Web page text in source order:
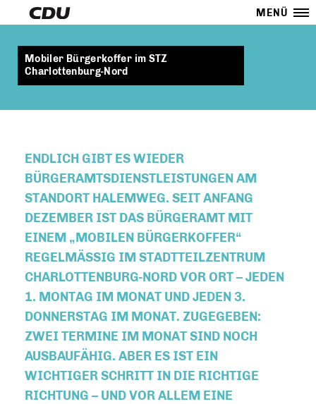
MENÜ
Mobiler Bürgerkoffer im STZ
Charlottenburg-Nord
ENDLICH GIBT ES WIEDER
BÜRGERAMTSDIENSTLEISTUNGEN AM
STANDORT HALEMWEG. SEIT ANFANG
DEZEMBER IST DAS BÜRGERAMT MIT
EINEM „MOBILEN BÜRGERKOFFER“
REGELMÄSSIG IM STADTTEILZENTRUM C
HARLOTTENBURG-NORD VOR ORT – JEDEN 1
. MONTAG IM MONAT UND JEDEN 3. D
ONNERSTAG IM MONAT. ZUGEGEBEN: Z
WEI TERMINE IM MONAT SIND NOCH A
USBAUFÄHIG. ABER ES IST EIN W
ICHTIGER SCHRITT IN DIE RICHTIGE R
ICHTUNG – UND VOR ALLEM EINE W